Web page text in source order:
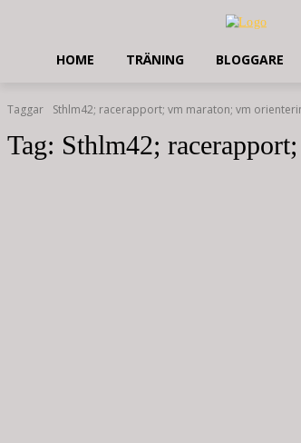
HOME TRÄNING BLOGGARE
Taggar Sthlm42; racerapport; vm maraton; vm
Tag: Sthlm42;